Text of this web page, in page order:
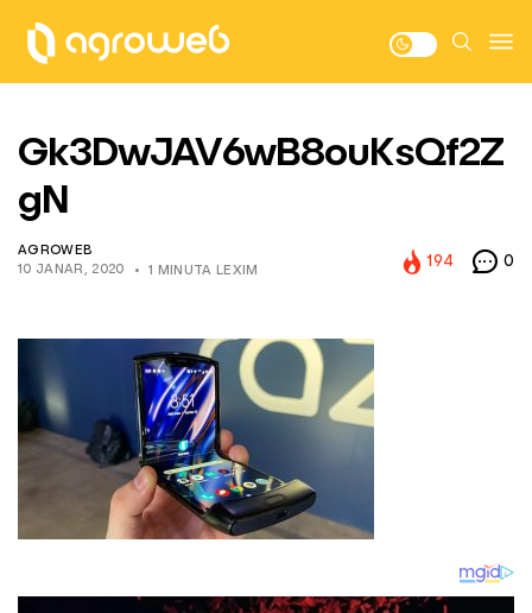
Gk3DwJAV6wB8ouKsQf2Z
gN
AGROWEB
10 JANAR, 2020
1 MINUTA LEXIM
194 0